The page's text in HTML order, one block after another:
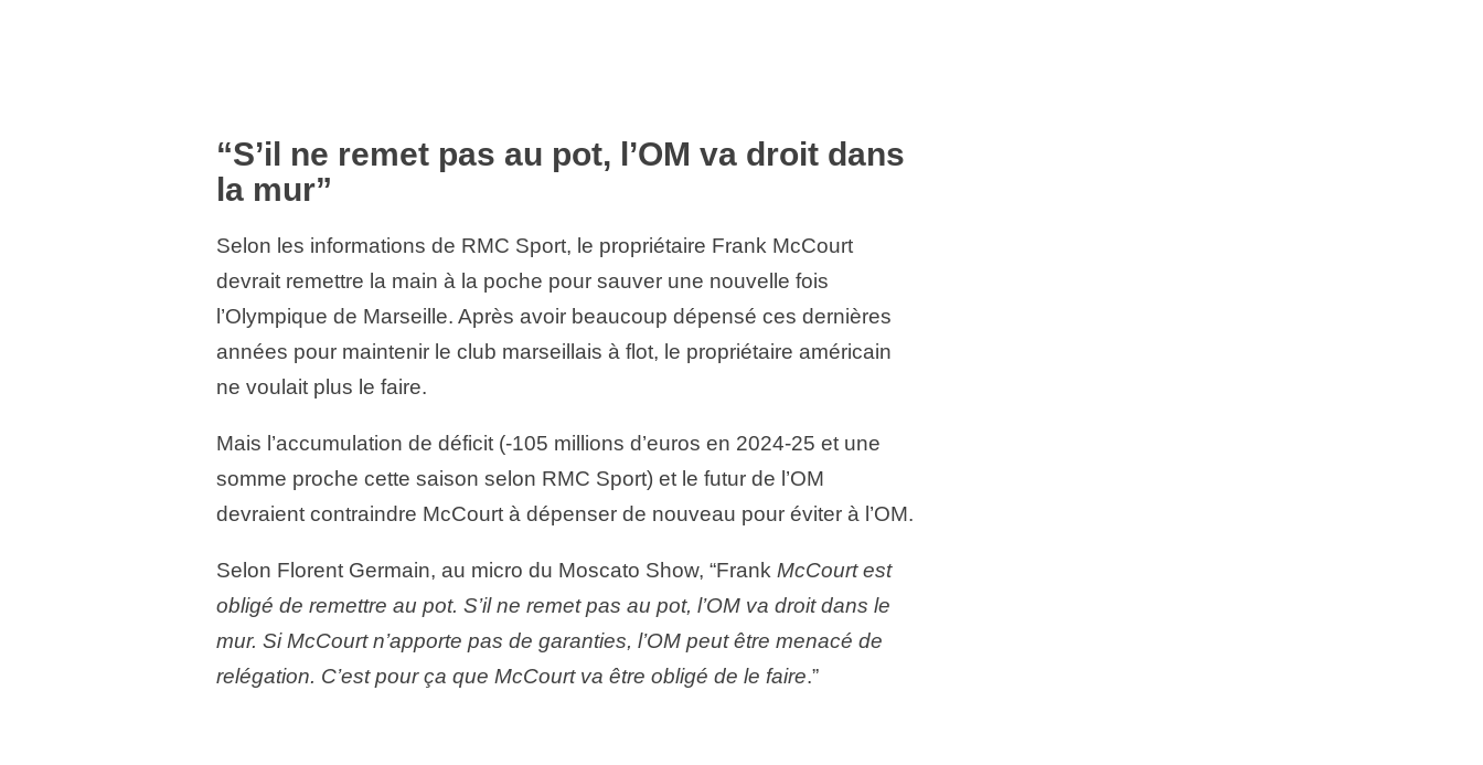
“S’il ne remet pas au pot, l’OM va droit dans
la mur”
Selon les informations de RMC Sport, le propriétaire Frank McCourt
devrait remettre la main à la poche pour sauver une nouvelle fois
l’Olympique de Marseille. Après avoir beaucoup dépensé ces dernières
années pour maintenir le club marseillais à flot, le propriétaire américain
ne voulait plus le faire.
Mais l’accumulation de déficit (-105 millions d’euros en 2024-25 et une
somme proche cette saison selon RMC Sport) et le futur de l’OM
devraient contraindre McCourt à dépenser de nouveau pour éviter à l’OM.
Selon Florent Germain, au micro du Moscato Show, “Frank McCourt est
obligé de remettre au pot. S’il ne remet pas au pot, l’OM va droit dans le
mur. Si McCourt n’apporte pas de garanties, l’OM peut être menacé de
relégation. C’est pour ça que McCourt va être obligé de le faire.”